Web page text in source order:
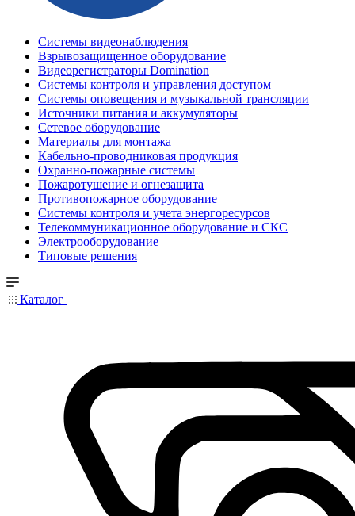
Системы видеонаблюдения
Взрывозащищенное оборудование
Видеорегистраторы Domination
Системы контроля и управления доступом
Системы оповещения и музыкальной трансляции
Источники питания и аккумуляторы
Сетевое оборудование
Материалы для монтажа
Кабельно-проводниковая продукция
Охранно-пожарные системы
Пожаротушение и огнезащита
Противопожарное оборудование
Системы контроля и учета энергоресурсов
Телекоммуникационное оборудование и СКС
Электрооборудование
Типовые решения
Каталог